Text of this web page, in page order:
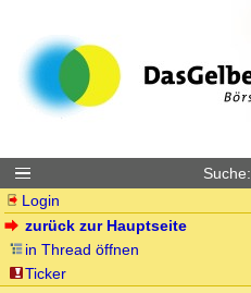
Suche:
Login
zurück zur Hauptseite
in Thread öffnen
Ticker